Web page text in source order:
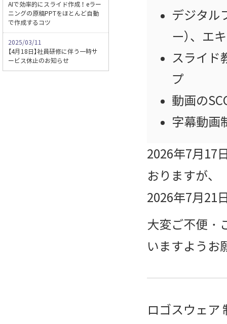
デジタル
ー）、エ
スライド
プ
動画の
字幕動画
2026年7月17
おりますが、
2026年7月21
大変ご不便・
いますようお
ロゴスウェア
AIで効率的にスライド作成！eラー
ニングの原稿PPTをほとんど自動
で作成するコツ
2025/03/11
【4月18日】社員研修に伴う一時サ
ービス休止のお知らせ